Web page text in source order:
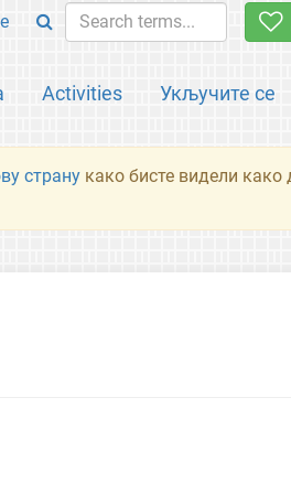
Activities Укључите се
страну како бисте видели како